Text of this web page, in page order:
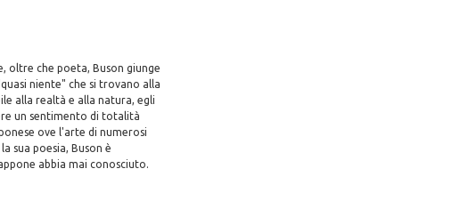
oltre che poeta, Buson giunge
niente" che si trovano alla
alla realtà e alla natura, egli
un sentimento di totalità
ove l'arte di numerosi
sua poesia, Buson è
abbia mai conosciuto.